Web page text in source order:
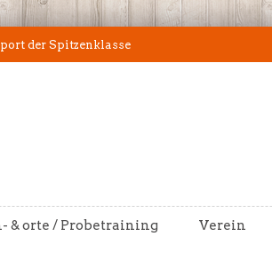
der Spitzenklasse
& orte / Probetraining Verein